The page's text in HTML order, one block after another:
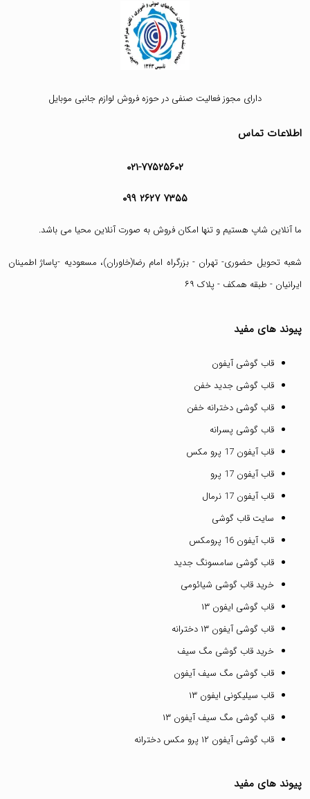
دارای مجوز فعالیت صنفی در حوزه فروش لوازم جانبی موبایل
اطلاعات تماس
۰۲۱-۷۷۵۲۵۶۰۲
۰۹۹ ۲۶۲۷ ۷۳۵۵
ما آنلاین شاپ هستیم و تنها امکان فروش به صورت آنلاین محیا می باشد.
شعبه تحویل حضوری- تهران - بزرگراه امام رضا(خاوران)، مسعودیه -پاساژ اطمینان
ایرانیان - طبقه همکف - پلاک ۶۹
پیوند های مفید
قاب گوشی آیفون
قاب گوشی جدید خفن
قاب گوشی دخترانه خفن
قاب گوشی پسرانه
قاب آیفون 17 پرو مکس
قاب آیفون 17 پرو
قاب آیفون 17 نرمال
سایت قاب گوشی
قاب آیفون 16 پرومکس
قاب گوشی سامسونگ جدید
خرید قاب گوشی شیائومی
قاب گوشی ایفون ۱۳
قاب گوشی آیفون ۱۳ دخترانه
خرید قاب گوشی مگ سیف
قاب گوشی مگ سیف آیفون
قاب سیلیکونی ایفون ۱۳
قاب گوشی مگ سیف آیفون ۱۳
قاب گوشی آیفون ۱۲ پرو مکس دخترانه
پیوند های مفید